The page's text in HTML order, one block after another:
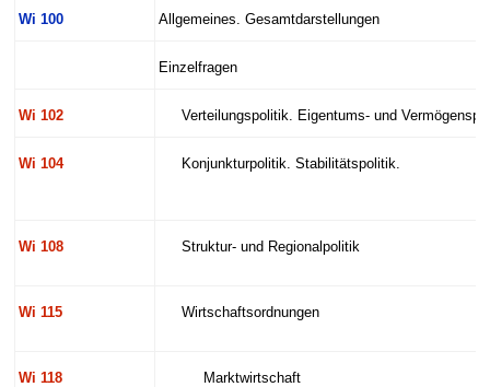
Wi 100 Allgemeines. Gesamtdarstellungen
Einzelfragen
Wi 102 Verteilungspolitik. Eigentums- und
Wi 104 Konjunkturpolitik. Stabilitätspolitik.
Wi 108 Struktur- und Regionalpolitik
Wi 115 Wirtschaftsordnungen
Wi 118 Marktwirtschaft